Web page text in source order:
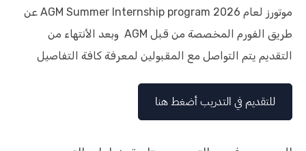
موتورز لعام AGM Summer Internship program 2026 عن
طريق الفورم المخصصة من قبل AGM وبعد الأنتهاء من
التقديم يتم التواصل مع المقبولين لمعرفة كافة التفاصيل
للتقديم في التدريب أضغط هنا